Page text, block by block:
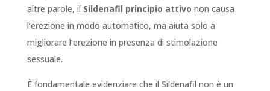
altre parole, il Sildenafil principio attivo non causa
l’erezione in modo automatico, ma aiuta solo a
migliorare l’erezione in presenza di stimolazione
sessuale.
È fondamentale evidenziare che il Sildenafil non è un